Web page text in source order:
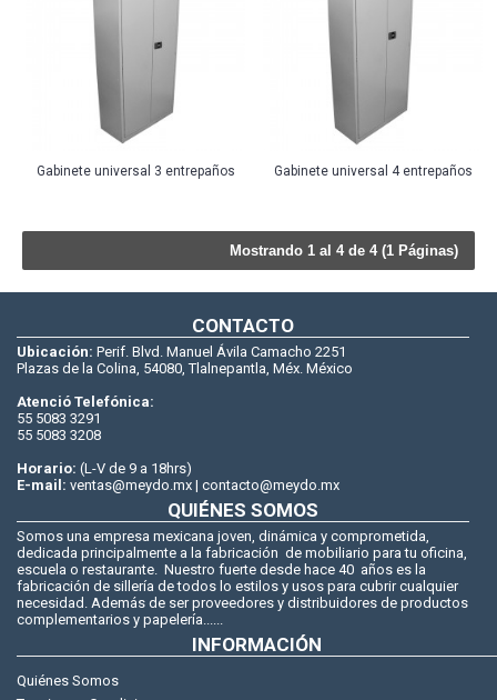
Gabinete universal 3 entrepaños Gabinete universal 4 entrepaños
Mostrando 1 al 4 de 4 (1 Páginas)
CONTACTO
Ubicación: Perif. Blvd. Manuel Ávila Camacho 2251
Plazas de la Colina, 54080, Tlalnepantla, Méx. México
Atenció Telefónica:
55 5083 3291
55 5083 3208
Horario: (L-V de 9 a 18hrs)
E-mail: ventas@meydo.mx | contacto@meydo.mx
QUIÉNES SOMOS
Somos una empresa mexicana joven, dinámica y comprometida,
dedicada principalmente a la fabricación de mobiliario para tu oficina,
escuela o restaurante. Nuestro fuerte desde hace 40 años es la
fabricación de sillería de todos lo estilos y usos para cubrir cualquier
necesidad. Además de ser proveedores y distribuidores de productos
complementarios y papelería......
INFORMACIÓN
Quiénes Somos